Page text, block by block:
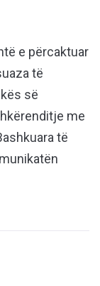
e përcaktuar
të
së
me
të